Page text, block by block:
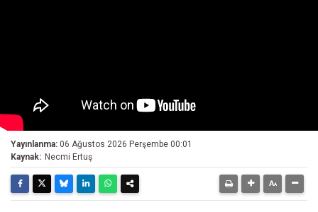
Yayınlanma: 06 Ağustos 2026 Perşembe 00:01
Kaynak: Necmi Ertuş